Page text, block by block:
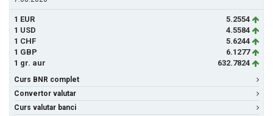
1 EUR
5.2554
1 USD
4.5584
1 CHF
5.6244
1 GBP
6.1277
1 gr. aur
632.7824
Curs BNR complet
Convertor valutar
Curs valutar banci